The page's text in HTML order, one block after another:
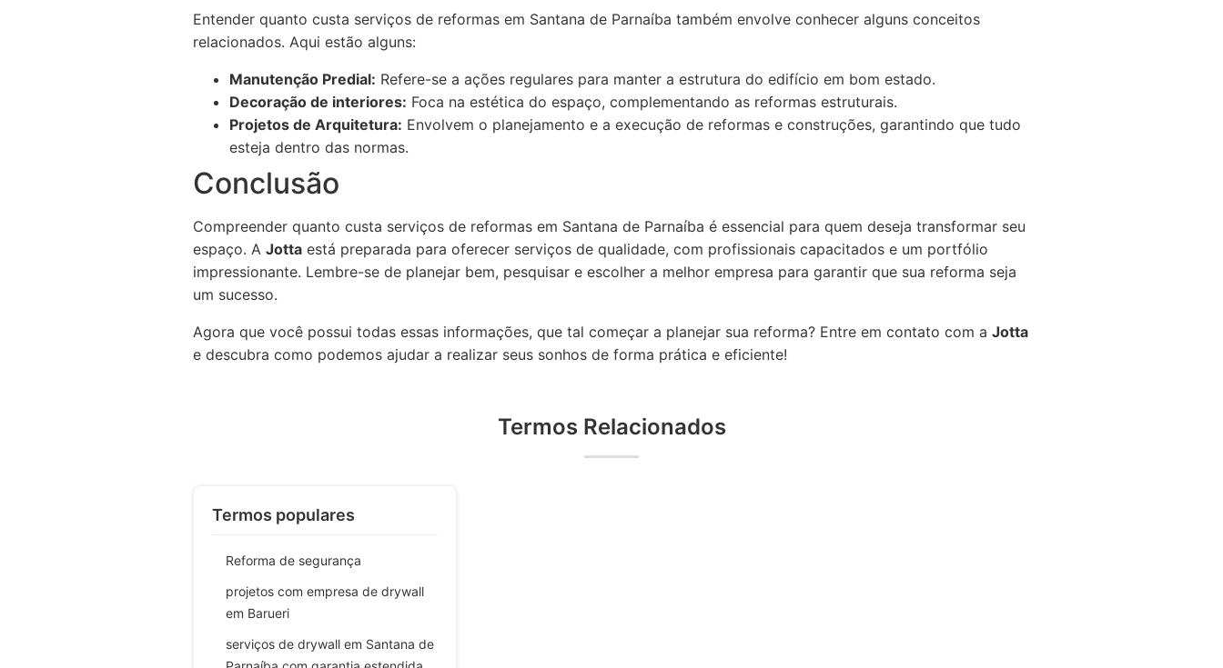
Entender quanto custa serviços de reformas em Santana de Parnaíba também envolve conhecer alguns conceitos
relacionados. Aqui estão alguns:
Manutenção Predial: Refere-se a ações regulares para manter a estrutura do edifício em bom estado.
Decoração de interiores: Foca na estética do espaço, complementando as reformas estruturais.
Projetos de Arquitetura: Envolvem o planejamento e a execução de reformas e construções, garantindo que tudo
esteja dentro das normas.
Conclusão
Compreender quanto custa serviços de reformas em Santana de Parnaíba é essencial para quem deseja transformar seu
espaço. A Jotta está preparada para oferecer serviços de qualidade, com profissionais capacitados e um portfólio
impressionante. Lembre-se de planejar bem, pesquisar e escolher a melhor empresa para garantir que sua reforma seja
um sucesso.
Agora que você possui todas essas informações, que tal começar a planejar sua reforma? Entre em contato com a Jotta
e descubra como podemos ajudar a realizar seus sonhos de forma prática e eficiente!
Termos Relacionados
Termos populares
Reforma de segurança
projetos com empresa de drywall
em Barueri
serviços de drywall em Santana de